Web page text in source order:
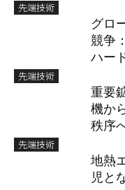
先端技術
グロ
競争
ハー
先端技術
重要
機か
秩序
先端技術
地熱
児と